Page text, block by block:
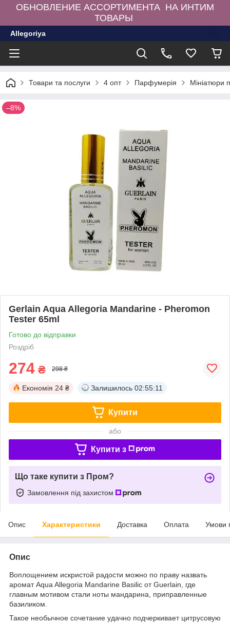
ОБНОВЛЕНИЕ АССОРТИМЕНТА НА ИНТИМ
ТОВАРЫ
Allegoriya
Товари та послуги 4 опт Парфумерія Мініатюри
–8%
Gerlain Aqua Allegoria Mandarine - Pheromon
Tester 65ml
Готово до відправки
Роздріб
274 ₴ 298 ₴
Економія 24 ₴ Залишилось 02:55:11
Купити
або
Купити з
Що таке купити з Пром?
Замовлення під захистом
Опис Характеристики Доставка Оплата Умови
Опис
Воплощением искристой радости можно по праву назвать
аромат Aqua Allegoria Mandarine Basilic от Guerlain, где
главным мотивом стали ноты мандарина, приправленные
базиликом.
Такое необычное сочетание удачно подчеркивает цитрусовую